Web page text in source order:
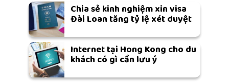
Chia sẻ kinh nghiệm xin visa
Đài Loan tăng tỷ lệ xét duyệt
Internet tại Hong Kong cho du
khách có gì cần lưu ý